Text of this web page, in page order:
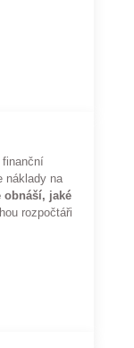
náklady na
obnáší, jaké
rozpočtáři